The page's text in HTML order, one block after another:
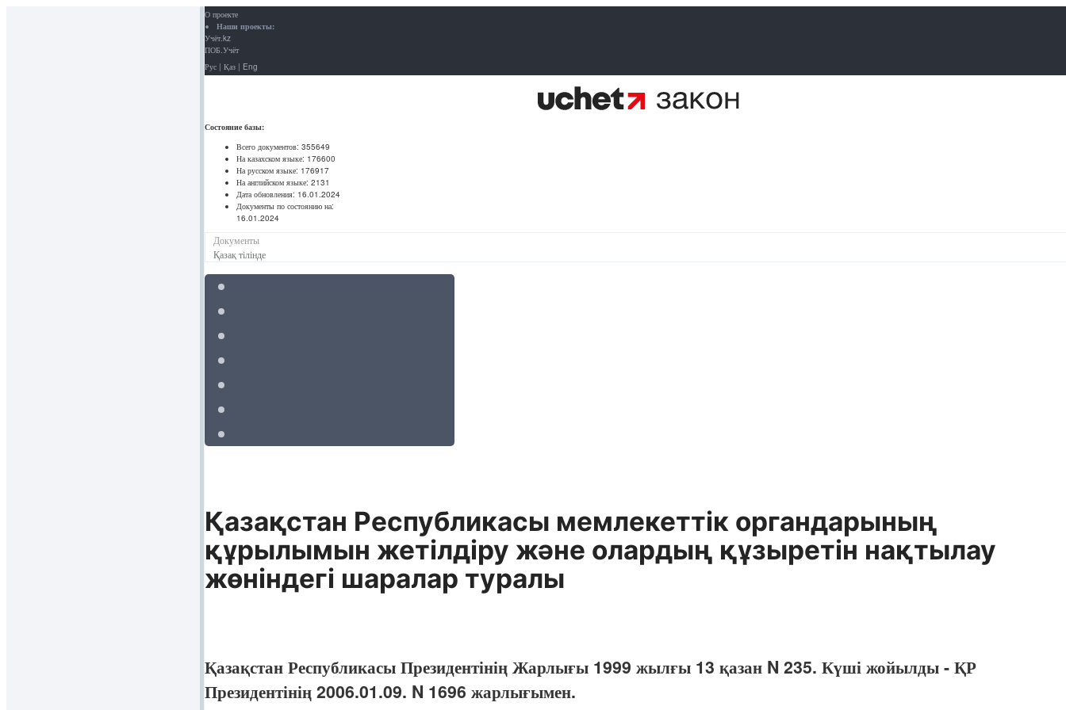
О проекте
Наши проекты:
Учёт.kz
ПОБ.Учёт
Рус | Қаз | Eng
Состояние базы:
Всего документов: 355649
На казахском языке: 176600
На русском языке: 176917
На английском языке: 2131
Дата обновления: 16.01.2024
Документы по состоянию на:
16.01.2024
Документы
Қазақ тілінде
Қазақстан Республикасы мемлекеттік органдарының
құрылымын жетілдіру және олардың құзыретін нақтылау
жөніндегі шаралар туралы
Қазақстан Республикасы Президентінің Жарлығы 1999 жылғы 13 қазан N 235. Күші жойылды - ҚР
Президентінің 2006.01.09. N 1696 жарлығымен.